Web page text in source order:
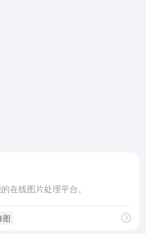
在线图片处理平台。
图